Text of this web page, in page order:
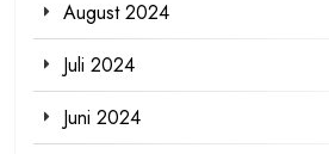
August 2024
Juli 2024
Juni 2024